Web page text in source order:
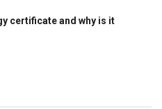
certificate and why is it